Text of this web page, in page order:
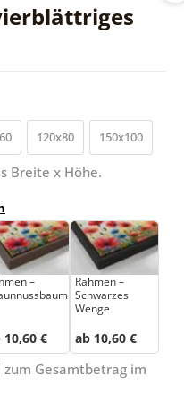
120x80 150x100
Breite x Höhe.
–
10,60 €
Rahmen –
Schwarzes
Wenge
ab 10,60 €
Gesamtbetrag im